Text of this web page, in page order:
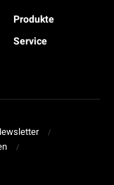
Produkte
Service